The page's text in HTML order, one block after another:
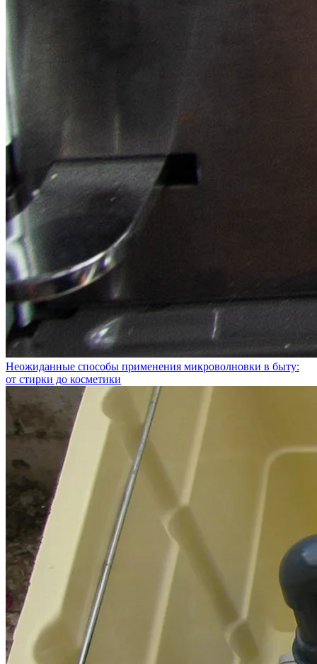
Неожиданные способы применения микроволновки в быту:
от стирки до косметики